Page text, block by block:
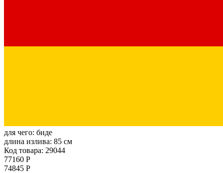
для чего: биде
длина излива: 85 см
Код товара: 29044
77160 Р
74845 Р